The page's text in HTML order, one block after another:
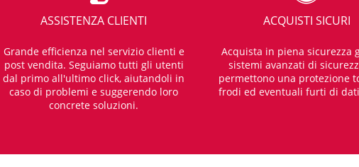
ASSISTENZA CLIENTI
Grande efficienza nel servizio clienti e
post vendita. Seguiamo tutti gli utenti
dal primo all'ultimo click, aiutandoli in
caso di problemi e suggerendo loro
concrete soluzioni.
ACQUISTI SICURI
Acquista in piena sicurezza
sistemi avanzati di
permettono una protezione
frodi ed eventuali furti di